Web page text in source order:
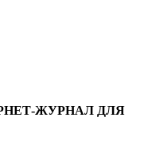
ЖУРНАЛ ДЛЯ